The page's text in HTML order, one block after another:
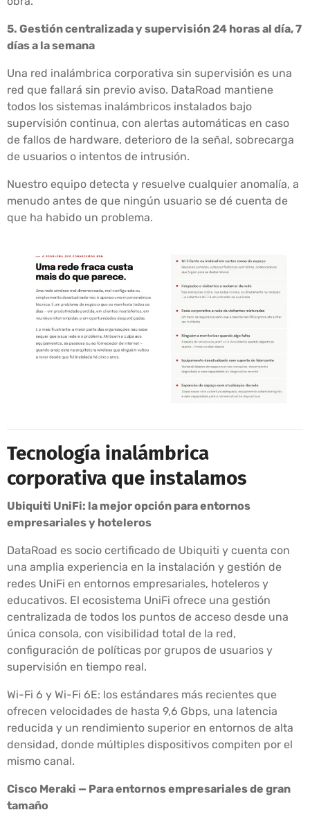
5. Gestión centralizada y supervisión 24 horas al día, 7
días a la semana
Una red inalámbrica corporativa sin supervisión es una
red que fallará sin previo aviso. DataRoad mantiene
todos los sistemas inalámbricos instalados bajo
supervisión continua, con alertas automáticas en caso
de fallos de hardware, deterioro de la señal, sobrecarga
de usuarios o intentos de intrusión.
Nuestro equipo detecta y resuelve cualquier anomalía, a
menudo antes de que ningún usuario se dé cuenta de
que ha habido un problema.
Tecnología inalámbrica
corporativa que instalamos
Ubiquiti UniFi: la mejor opción para entornos
empresariales y hoteleros
DataRoad es socio certificado de Ubiquiti y cuenta con
una amplia experiencia en la instalación y gestión de
redes UniFi en entornos empresariales, hoteleros y
educativos. El ecosistema UniFi ofrece una gestión
centralizada de todos los puntos de acceso desde una
única consola, con visibilidad total de la red,
configuración de políticas por grupos de usuarios y
supervisión en tiempo real.
Wi-Fi 6 y Wi-Fi 6E: los estándares más recientes que
ofrecen velocidades de hasta 9,6 Gbps, una latencia
reducida y un rendimiento superior en entornos de alta
densidad, donde múltiples dispositivos compiten por el
mismo canal.
Cisco Meraki — Para entornos empresariales de gran
tamaño